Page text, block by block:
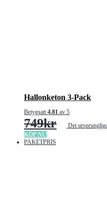
Hallonketon 3-Pack
Betygsatt4.81 av 5
749kr Det
KÖP NU
PAKETPRIS